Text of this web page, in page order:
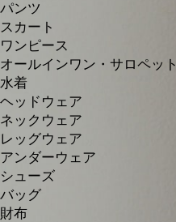
パンツ
スカート
ワンピース
オールインワン・サロペット
水着
ヘッドウェア
ネックウェア
レッグウェア
アンダーウェア
シューズ
バッグ
財布